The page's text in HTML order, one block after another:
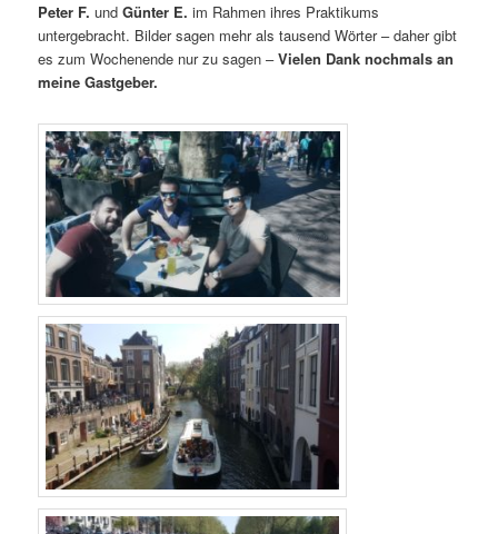
Peter F. undGünter E. im Rahmen ihres Praktikums
untergebracht. Bilder sagen mehr als tausend Wörter – daher gibt
es zum Wochenende nur zu sagen –Vielen Dank nochmals an
meine Gastgeber.